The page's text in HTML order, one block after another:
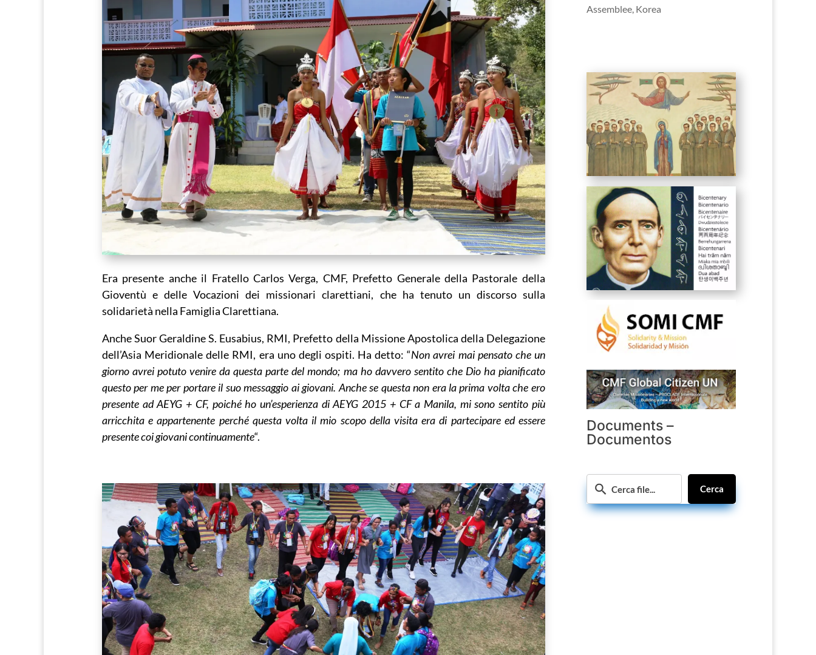
Era presente anche il Fratello Carlos Verga, CMF, Prefetto Generale della Pastorale della
Gioventù e delle Vocazioni dei missionari clarettiani, che ha tenuto un discorso sulla
solidarietà nella Famiglia Clarettiana.
Anche Suor Geraldine S. Eusabius, RMI, Prefetto della Missione Apostolica della Delegazione
dell’Asia Meridionale delle RMI, era uno degli ospiti. Ha detto: “Non avrei mai pensato che un
giorno avrei potuto venire da questa parte del mondo; ma ho davvero sentito che Dio ha pianificato
questo per me per portare il suo messaggio ai giovani. Anche se questa non era la prima volta che ero
presente ad AEYG + CF, poiché ho un’esperienza di AEYG 2015 + CF a Manila, mi sono sentito più
arricchita e appartenente perché questa volta il mio scopo della visita era di partecipare ed essere
presentecoigiovani continuamente“.
Assemblee, Korea
Documents –
Documentos
Cerca